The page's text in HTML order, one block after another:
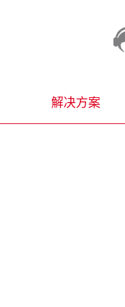
解决方案